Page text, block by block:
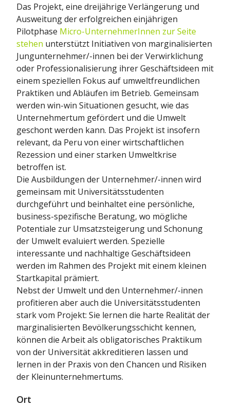
Das Projekt, eine dreijährige Verlängerung und
Ausweitung der erfolgreichen einjährigen
Pilotphase Micro-UnternehmerInnen zur Seite
stehen unterstützt Initiativen von marginalisierten
Jungunternehmer/-innen bei der Verwirklichung
oder Professionalisierung ihrer Geschäftsideen mit
einem speziellen Fokus auf umweltfreundlichen
Praktiken und Abläufen im Betrieb. Gemeinsam
werden win-win Situationen gesucht, wie das
Unternehmertum gefördert und die Umwelt
geschont werden kann. Das Projekt ist insofern
relevant, da Peru von einer wirtschaftlichen
Rezession und einer starken Umweltkrise
betroffen ist.
Die Ausbildungen der Unternehmer/-innen wird
gemeinsam mit Universitätsstudenten
durchgeführt und beinhaltet eine persönliche,
business-spezifische Beratung, wo mögliche
Potentiale zur Umsatzsteigerung und Schonung
der Umwelt evaluiert werden. Spezielle
interessante und nachhaltige Geschäftsideen
werden im Rahmen des Projekt mit einem kleinen
Startkapital prämiert.
Nebst der Umwelt und den Unternehmer/-innen
profitieren aber auch die Universitätsstudenten
stark vom Projekt: Sie lernen die harte Realität der
marginalisierten Bevölkerungsschicht kennen,
können die Arbeit als obligatorisches Praktikum
von der Universität akkreditieren lassen und
lernen in der Praxis von den Chancen und Risiken
der Kleinunternehmertums.
Ort